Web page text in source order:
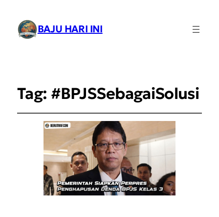
BAJU HARI INI
Tag: #BPJSSebagaiSolusi